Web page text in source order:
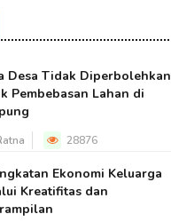
Desa Tidak Diperbolehkan
Pembebasan Lahan di
28876
Ekonomi Keluarga
Kreatifitas dan